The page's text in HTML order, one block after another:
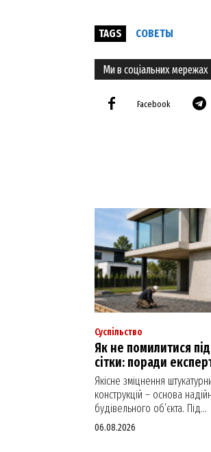
TAGS СОВЕТЫ
Ми в соціальних мережах
Facebook
Суспільство
Як не помилитися
сітки: поради
Якісне зміцнення
конструкцій – основа
будівельного об’єкта. Під...
06.08.2026